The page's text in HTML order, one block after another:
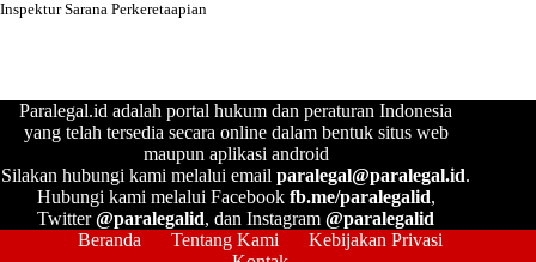
Inspektur Sarana Perkeretaapian
Paralegal.id adalah portal hukum dan peraturan Indonesia
yang telah tersedia secara online dalam bentuk situs web
maupun aplikasi android
Silakan hubungi kami melalui emailparalegal@paralegal.id.
Hubungi kami melalui Facebook fb.me/paralegalid,
Twitter@paralegalid, dan Instagram@paralegalid
Beranda
Tentang Kami
Kebijakan Privasi